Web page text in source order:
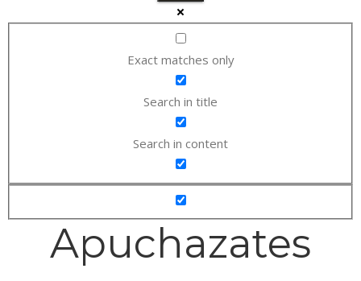
Exact matches only
Search in title
Search in content
Apuchazates